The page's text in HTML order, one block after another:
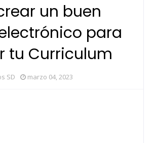
un buen
para
tu Curriculum
SD marzo 04, 2023